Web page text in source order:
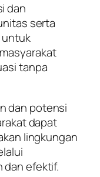
dan
serta
untuk
tanpa
dan potensi
dapat
lingkungan
dan efektif.